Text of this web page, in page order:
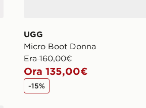
UGG
Micro Boot Donna
Era 160,00€
Ora 135,00€
-15%